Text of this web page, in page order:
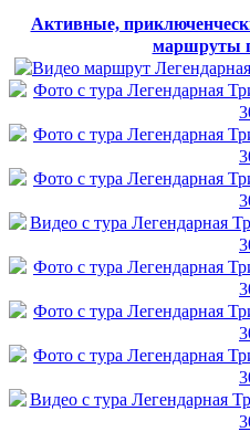
Активные,
маршруты